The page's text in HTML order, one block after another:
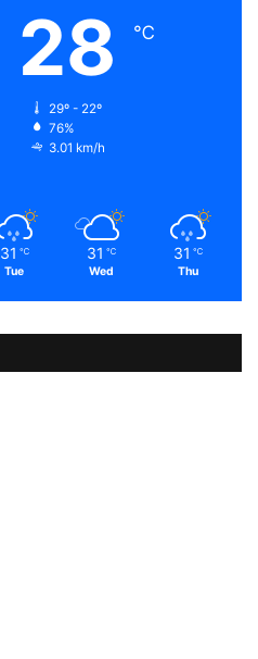
28 ℃
29º - 22º
76%
3.01 km/h
31 ℃
Tue
31 ℃
Wed
31 ℃
Thu